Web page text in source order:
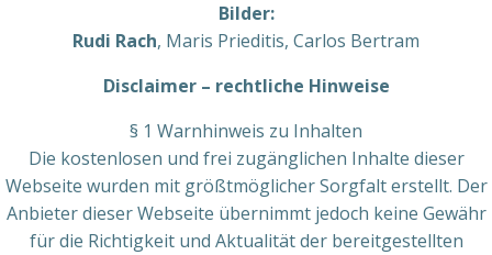
Bilder:
Rudi Rach, Maris Prieditis, Carlos Bertram
Disclaimer – rechtliche Hinweise
§ 1 Warnhinweis zu Inhalten
Die kostenlosen und frei zugänglichen Inhalte dieser
Webseite wurden mit größtmöglicher Sorgfalt erstellt. Der
Anbieter dieser Webseite übernimmt jedoch keine Gewähr
für die Richtigkeit und Aktualität der bereitgestellten